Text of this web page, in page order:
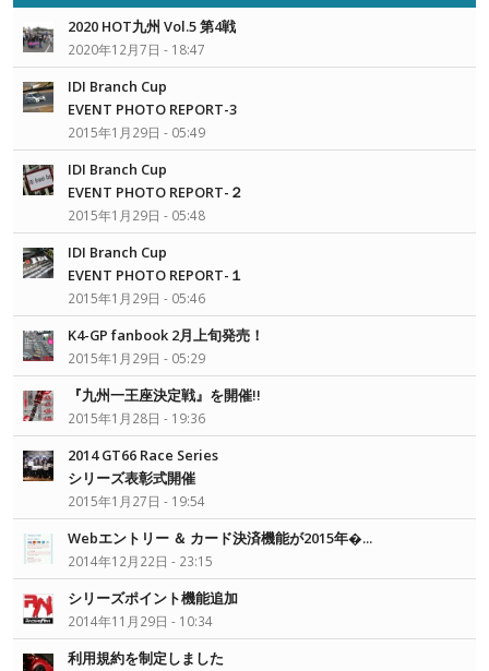
2020 HOT九州 Vol.5 第4戦
2020年12月7日 - 18:47
IDI Branch Cup
EVENT PHOTO REPORT-3
2015年1月29日 - 05:49
IDI Branch Cup
EVENT PHOTO REPORT-２
2015年1月29日 - 05:48
IDI Branch Cup
EVENT PHOTO REPORT-１
2015年1月29日 - 05:46
K4-GP fanbook 2月上旬発売！
2015年1月29日 - 05:29
『九州一王座決定戦』を開催!!
2015年1月28日 - 19:36
2014 GT66 Race Series
シリーズ表彰式開催
2015年1月27日 - 19:54
Webエントリー ＆ カード決済機能が2015年�...
2014年12月22日 - 23:15
シリーズポイント機能追加
2014年11月29日 - 10:34
利用規約を制定しました